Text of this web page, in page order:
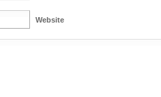
Website